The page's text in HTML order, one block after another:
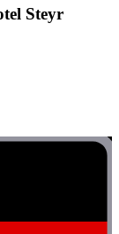
Steyr